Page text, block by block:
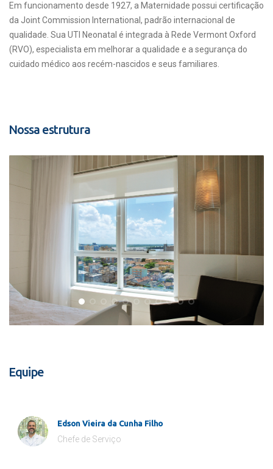
Em funcionamento desde 1927, a Maternidade possui certificação
da Joint Commission International, padrão internacional de
qualidade. Sua UTI Neonatal é integrada à Rede Vermont Oxford
(RVO), especialista em melhorar a qualidade e a segurança do
cuidado médico aos recém-nascidos e seus familiares.
Nossa estrutura
Equipe
Edson Vieira da Cunha Filho
Chefe de Serviço